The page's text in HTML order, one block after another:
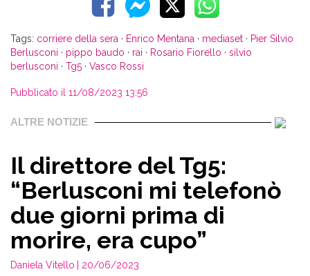
Tags: corriere della sera · Enrico Mentana · mediaset · Pier Silvio
Berlusconi · pippo baudo · rai · Rosario Fiorello · silvio
berlusconi · Tg5 · Vasco Rossi
Pubblicato il 11/08/2023 13:56
ALTRE NOTIZIE
Il direttore del Tg5:
“Berlusconi mi telefonò
due giorni prima di
morire, era cupo”
Daniela Vitello | 20/06/2023